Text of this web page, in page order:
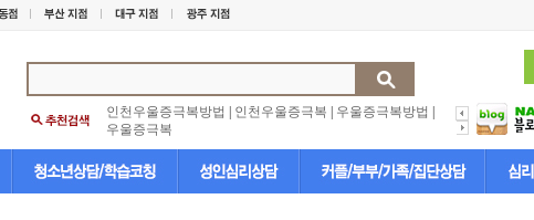
인천우울증극복방법 인천우울증극복 우울증극복방법
우울증극복